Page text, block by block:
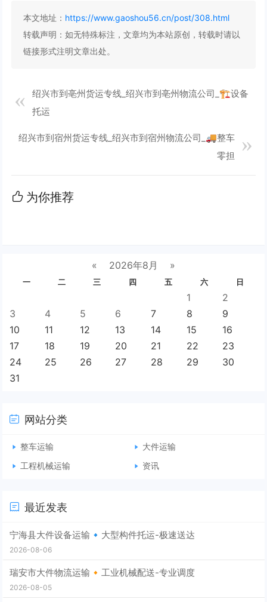
本文地址： https://www.gaoshou56.cn/post/308.html
转载声明：如无特殊标注，文章均为本站原创，转载时请以
链接形式注明文章出处。
绍兴市到亳州货运专线_绍兴市到亳州物流公司_🏗️设备
托运
绍兴市到宿州货运专线_绍兴市到宿州物流公司_🚚整车
零担
为你推荐
« 2026年8月 »
一 二 三 四 五 六 日
1
2
3
4 5 6 7 8
9
10
11 12 13 14 15
16
17
18 19 20 21 22
23
24
25 26 27 28 29
30
31
网站分类
整车运输
大件运输
工程机械运输
资讯
最近发表
宁海县大件设备运输🔹大型构件托运-极速送达
2026-08-06
瑞安市大件物流运输🔸工业机械配送-专业调度
2026-08-05